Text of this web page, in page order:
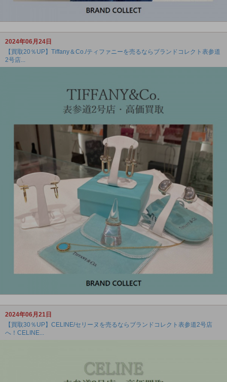
2024年06月24日
【買取20％UP】Tiffany＆Co./ティファニーを売るならブランドコレクト表参道
2号店...
2024年06月21日
【買取30％UP】CELINE/セリーヌを売るならブランドコレクト表参道2号店
へ！CELINE...